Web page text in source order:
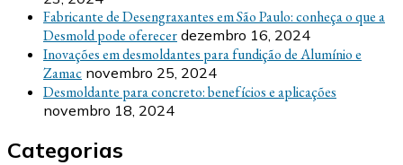
Fabricante de Desengraxantes em São Paulo: conheça o que a
Desmold pode oferecer dezembro 16, 2024
Inovações em desmoldantes para fundição de Alumínio e
Zamac novembro 25, 2024
Desmoldante para concreto: benefícios e aplicações
novembro 18, 2024
Categorias